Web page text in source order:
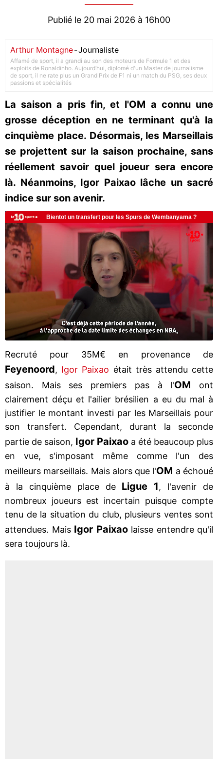
Publié le 20 mai 2026 à 16h00
Arthur Montagne-Journaliste
Affamé de sport, il a grandi au son des moteurs de Formule 1 et des
exploits de Ronaldinho. Aujourd’hui, diplomé d'un Master de journalisme
de sport, il ne rate plus un Grand Prix de F1 ni un match du PSG, ses deux
passions et spécialités
La saison a pris fin, et l'OM a connu une
grosse déception en ne terminant qu'à la
cinquième place. Désormais, les Marseillais
se projettent sur la saison prochaine, sans
réellement savoir quel joueur sera encore
là. Néanmoins, Igor Paixao lâche un sacré
indice sur son avenir.
Recruté pour 35M€ en provenance de
Feyenoord, Igor Paixao était très attendu cette
saison. Mais ses premiers pas à l'OM ont
clairement déçu et l'ailier brésilien a eu du mal à
justifier le montant investi par les Marseillais pour
son transfert. Cependant, durant la seconde
partie de saison, Igor Paixao a été beaucoup plus
en vue, s'imposant même comme l'un des
meilleurs marseillais. Mais alors que l'OM a échoué
à la cinquième place de Ligue 1, l'avenir de
nombreux joueurs est incertain puisque compte
tenu de la situation du club, plusieurs ventes sont
attendues. Mais Igor Paixaolaisse entendre qu'il
sera toujours là.